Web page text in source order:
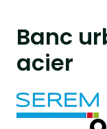
Banc
acier